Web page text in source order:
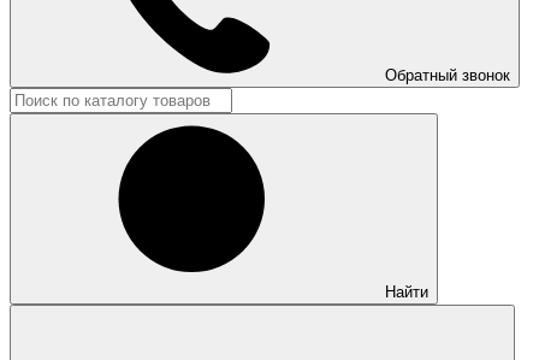
Обратный звонок
Найти